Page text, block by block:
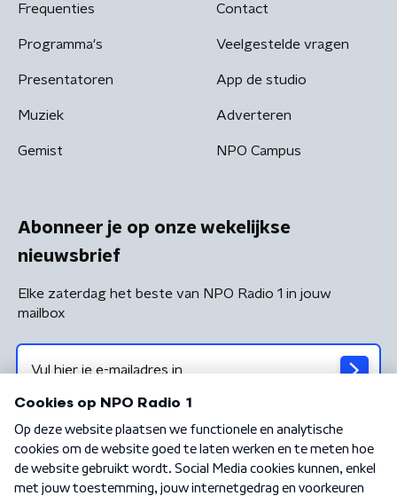
Frequenties
Programma's
Presentatoren
Muziek
Gemist
Contact
Veelgestelde vragen
App de studio
Adverteren
NPO Campus
Abonneer je op onze wekelijkse
nieuwsbrief
Elke zaterdag het beste van NPO Radio 1 in jouw
mailbox
Algemene voorwaarden